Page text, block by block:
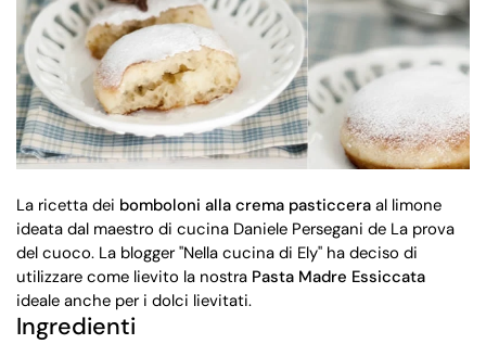
La ricetta dei bomboloni alla crema pasticcera al limone
ideata dal maestro di cucina Daniele Persegani de La prova
del cuoco. La blogger "Nella cucina di Ely" ha deciso di
utilizzare come lievito la nostra Pasta Madre Essiccata
ideale anche per i dolci lievitati.
Ingredienti